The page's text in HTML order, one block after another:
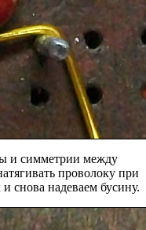
и симметрии между
проволоку при
снова надеваем бусину.